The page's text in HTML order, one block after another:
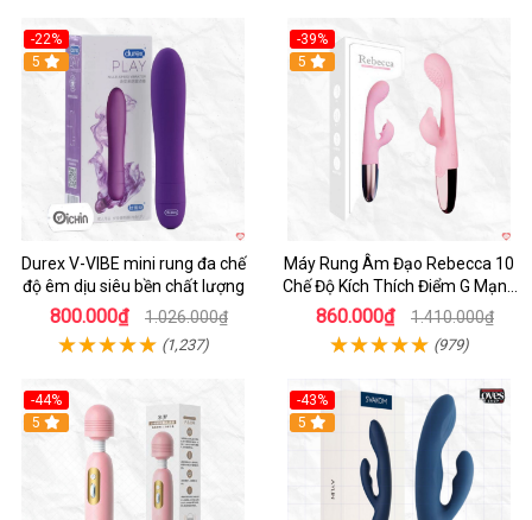
-22%
Hot
5
Durex V-VIBE mini rung đa chế
độ êm dịu siêu bền chất lượng
800.000₫ 1.026.000₫
(1,237)
-39%
Hot
5
Máy Rung Âm Đạo Rebecca 10
Chế Độ Kích Thích Điểm G Mạnh
Mẽ
860.000₫ 1.410.000₫
(979)
-44%
Hot
5
-43%
Hot
5